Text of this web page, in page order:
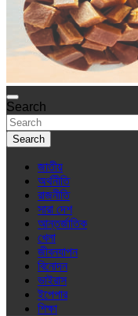
Search
Search
জাতীয়
অর্থনীতি
রাজনীতি
সারা দেশ
আন্তর্জাতিক
খেলা
জীবনযাপন
বিনোদন
ভাইরাস
ইপেপার
শিক্ষা